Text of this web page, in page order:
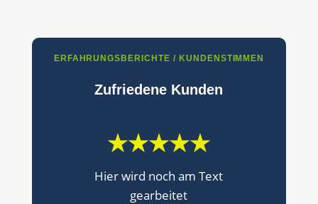
ERFAHRUNGSBERICHTE / KUNDENSTIMMEN
Zufriedene Kunden
★★★★★
Hier wird noch am Text
gearbeitet